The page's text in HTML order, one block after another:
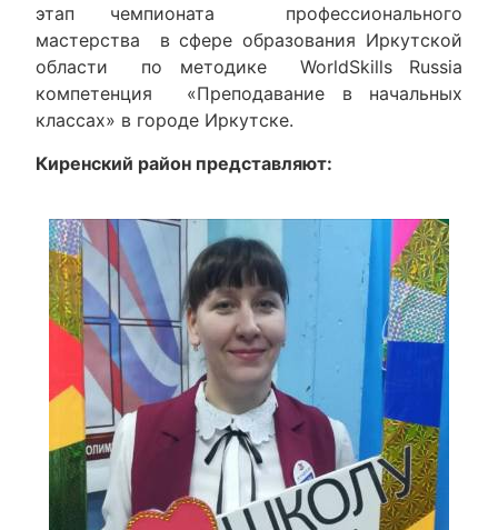
этап чемпионата профессионального
мастерства в сфере образования Иркутской
области по методике WorldSkills Russia
компетенция «Преподавание в начальных
классах» в городе Иркутске.
Киренский район представляют: